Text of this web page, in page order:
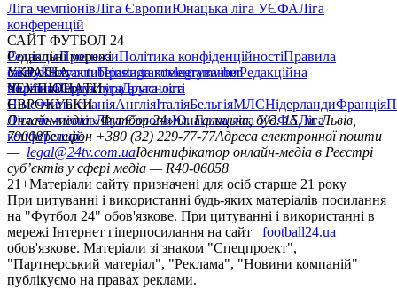
Ліга чемпіонівЛіга ЄвропиЮнацька ліга УЄФАЛіга
конференцій
САЙТ ФУТБОЛ 24
РедакціяПрогнозиПолітика конфіденційностіПравила
сайтуКонтактиПравила коментуванняРедакційна
політикаСтруктура власності
Соціальні мережі
facebookxyoutubeinstagramtelegramviber
УКРАЇНА
УкраїнаПерша лігаДруга ліга
ЧЕМПІОНАТИ
НімеччинаІспаніяАнгліяІталіяБельгіяМЛСНідерландиФранція
ЄВРОКУБКИ
Ліга чемпіонівЛіга ЄвропиЮнацька ліга УЄФАЛіга
конференцій
Онлайн-медіа «Футбол 24»пл. Галицька, буд. 15, м. Львів,
79008Телефон +380 (32) 229-77-77Адреса електронної пошти
— legal@24tv.com.uaІдентифікатор онлайн-медіа в Реєстрі
суб’єктів у сфері медіа — R40-06058
21+Матеріали сайту призначені для осіб старше 21 року
При цитуванні і використанні будь-яких матеріалів посилання
на "Футбол 24" обов'язкове. При цитуванні і використанні в
мережі Інтернет гіперпосилання на сайт
football24.ua
обов'язкове. Матеріали зі знаком "Спецпроект",
"Партнерський матеріал", "Реклама", "Новини компаній"
публікуємо на правах реклами.